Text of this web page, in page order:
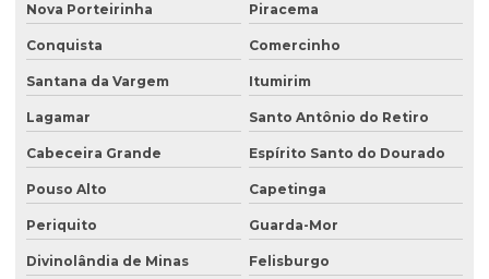
Nova Porteirinha Piracema
Conquista Comercinho
Santana da Vargem Itumirim
Lagamar Santo Antônio do Retiro
Cabeceira Grande Espírito Santo do Dourado
Pouso Alto Capetinga
Periquito Guarda-Mor
Divinolândia de Minas Felisburgo